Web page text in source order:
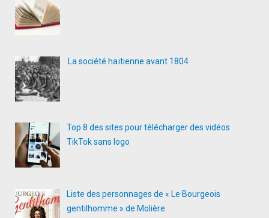
La société haïtienne avant 1804
Top 8 des sites pour télécharger des vidéos
TikTok sans logo
Liste des personnages de « Le Bourgeois
gentilhomme » de Molière